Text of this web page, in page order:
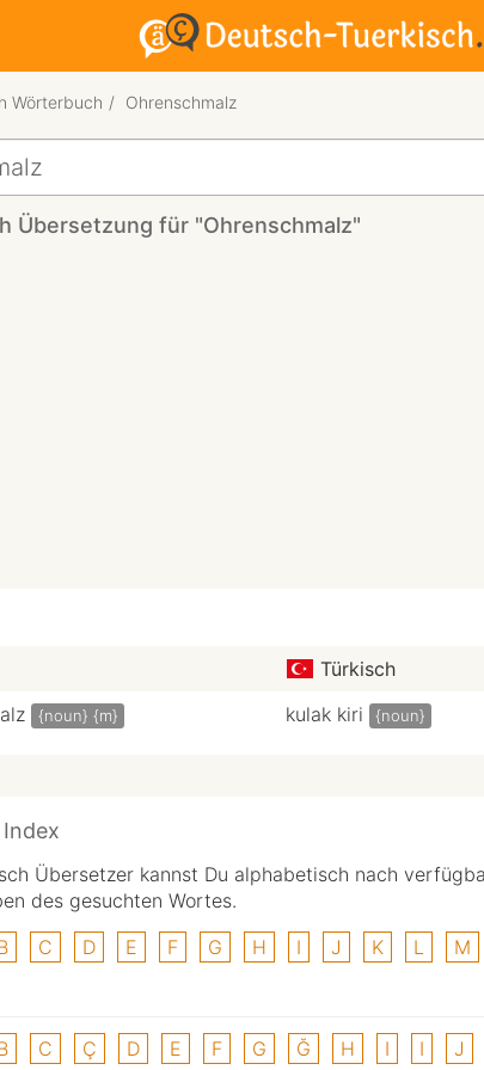
Wörterbuch Ohrenschmalz
Übersetzung für "Ohrenschmalz"
Türkisch
{noun} {m} kulak kiri {noun}
Übersetzer kannst Du alphabetisch nach
des gesuchten Wortes.
C D E F G H I J K L M
C Ç D E F G Ğ H I I J